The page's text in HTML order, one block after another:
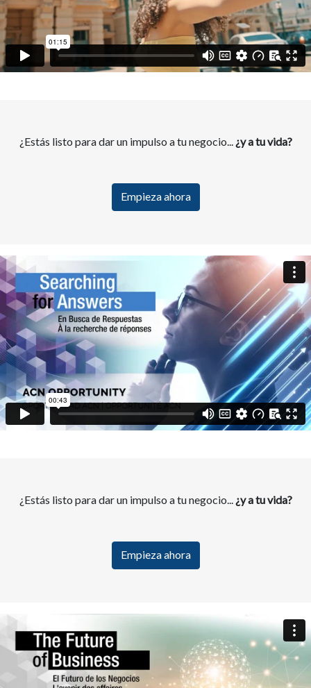
¿Estás listo para dar un impulso a tu negocio... ¿y a tu vida?
Empieza ahora
¿Estás listo para dar un impulso a tu negocio... ¿y a tu vida?
Empieza ahora